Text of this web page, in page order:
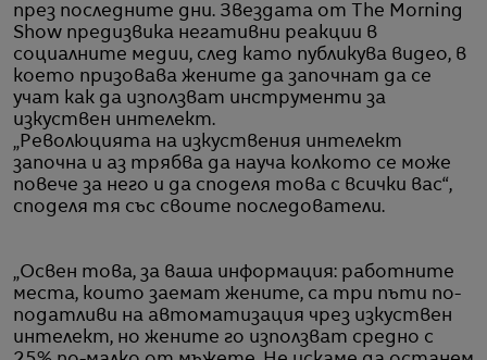
през последните дни. Звездата от The Morning
Show предизвика негативни реакции в
социалните медии, след като публикува видео, в
което призовава жените да започнат да се
учат как да използват инструменти за
изкуствен интелект.
„Революцията на изкуствения интелект
започна и аз трябва да науча колкото се може
повече за него и да споделя това с всички вас“,
споделя тя със своите последователи.
„Освен това, за ваша информация: работните
места, които заемат жените, са три пъти по-
податливи на автоматизация чрез изкуствен
интелект, но жените го използват средно с